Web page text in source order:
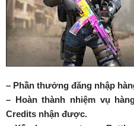
– Phần thưởng đăng nhập
– Hoàn thành nhiệm vụ
Credits nhận được.